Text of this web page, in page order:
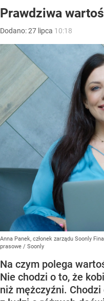
Prawdziwa
Dodano:27 lipca 10:18
Anna Panek, członek zarządu Soonly
prasowe / Soonly
Na czym polega
Nie chodzi o to, że
niż mężczyźni. Chodzi